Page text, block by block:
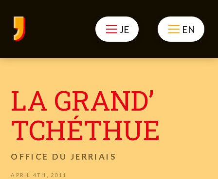
JE EN
LA GRAND’
TCHÉTHUE
OFFICE DU JERRIAIS
APRIL 4TH, 2011